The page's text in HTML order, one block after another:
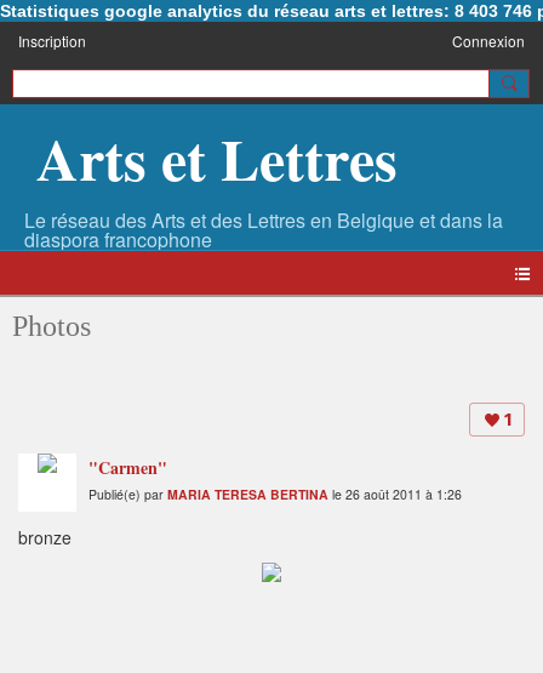
Statistiques google analytics du réseau arts et lettres: 8 403 746
Inscription Connexion
Arts et Lettres
Photos
1
"Carmen"
Publié(e) par MARIA TERESA BERTINA le 26 août 2011 à 1:26
bronze